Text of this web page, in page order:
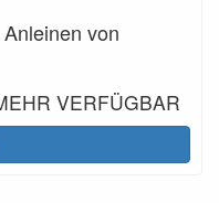
von
VERFÜGBAR